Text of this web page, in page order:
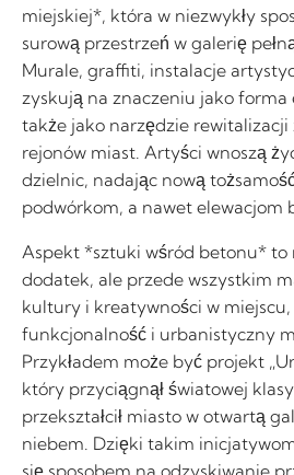
miejskiej*, która w niezwykły
surową przestrzeń w galerię
Murale, graffiti, instalacje
zyskują na znaczeniu jako forma
także jako narzędzie
rejonów miast. Artyści wnoszą
dzielnic, nadając nową
podwórkom, a nawet elewacjom
Aspekt *sztuki wśród betonu*
dodatek, ale przede wszystkim
kultury i kreatywności w
funkcjonalność i urbanistyczny
Przykładem może być projekt
który przyciągnął światowej
przekształcił miasto w otwartą
niebem. Dzięki takim
się sposobem na odzyskiwanie